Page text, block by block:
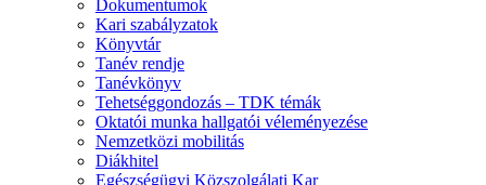
Dokumentumok
Kari szabályzatok
Könyvtár
Tanév rendje
Tanévkönyv
Tehetséggondozás – TDK témák
Oktatói munka hallgatói véleményezése
Nemzetközi mobilitás
Diákhitel
Egészségügyi Közszolgálati Kar